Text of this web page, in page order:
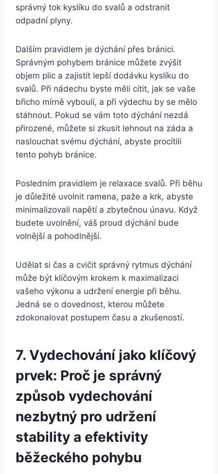
správný tok kyslíku do svalů a odstranit
odpadní plyny.
Dalším pravidlem je dýchání přes bránici.
Správným pohybem bránice můžete zvýšit
objem plic a zajistit lepší dodávku kyslíku do
svalů. Při nádechu byste měli cítit, jak se vaše
břicho mírně vyboulí, a při výdechu by se mělo
stáhnout. Pokud se vám toto dýchání nezdá
přirozené, můžete si zkusit lehnout na záda a
naslouchat svému dýchání, abyste procítili
tento pohyb bránice.
Posledním pravidlem je relaxace svalů. Při běhu
je důležité uvolnit ramena, paže a krk, abyste
minimalizovali napětí a zbytečnou únavu. Když
budete uvolnění, váš proud dýchání bude
volnější a pohodlnější.
Udělat si čas a cvičit správný rytmus dýchání
může být klíčovým krokem k maximalizaci
vašeho výkonu a udržení energie při běhu.
Jedná se o dovednost, kterou můžete
zdokonalovat postupem času a zkušeností.
7. Vydechování jako klíčový
prvek: Proč je správný
způsob vydechování
nezbytný pro udržení
stability a efektivity
běžeckého pohybu